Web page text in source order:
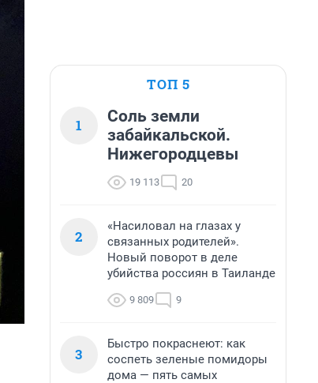
ТОП 5
1
Соль земли
забайкальской.
Нижегородцевы
19 113 20
2
«Насиловал на глазах у
связанных родителей».
Новый поворот в деле
убийства россиян в Таиланде
9 809 9
3
Быстро покраснеют: как
соспеть зеленые помидоры
дома — пять самых